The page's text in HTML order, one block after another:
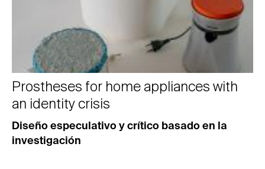
Prostheses for home appliances with
an identity crisis
Diseño especulativo y crítico basado en la
investigación